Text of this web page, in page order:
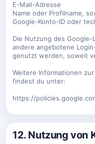
E-Mail-Adresse
Name oder Profilname,
Google-Konto-ID oder
Die Nutzung des
andere angebotene
genutzt werden, soweit
Weitere Informationen
findest du unter:
https://
12. Nutzung von